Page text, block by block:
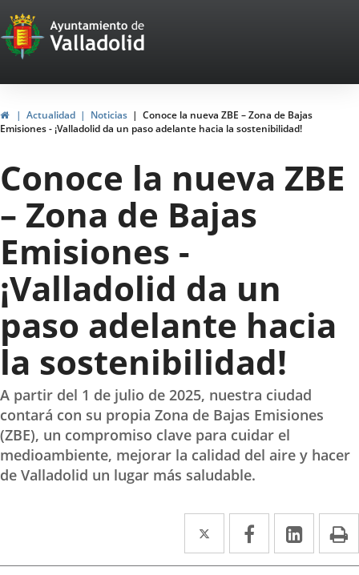
Portal
Web
del
Ayuntamiento
de
Valladolid
InicioActualidad Noticias
Conoce la nueva ZBE – Zona de Bajas
Emisiones - ¡Valladolid da un paso adelante hacia la sostenibilidad!
Conoce la nueva ZBE
– Zona de Bajas
Emisiones -
¡Valladolid da un
paso adelante hacia
la sostenibilidad!
A partir del 1 de julio de 2025, nuestra ciudad
contará con su propia Zona de Bajas Emisiones
(ZBE), un compromiso clave para cuidar el
medioambiente, mejorar la calidad del aire y hacer
de Valladolid un lugar más saludable.
Twitter
Enlace
a
Facebook
Enlace
a
Enlace
a